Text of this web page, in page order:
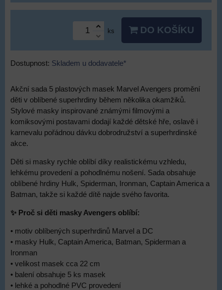
ks DO KOŠÍKU
Dostupnost: Skladem u dodavatele*
Akční sada 5 plastových masek Marvel Avengers promění
děti v oblíbené superhrdiny během několika okamžiků.
Stylové masky inspirované známými filmovými a
komiksovými postavami dodají každé dětské hře, oslavě i
karnevalu pořádnou dávku dobrodružství a superhrdinské
akce.
Děti si masky rychle oblíbí díky realistickému vzhledu,
lehkému provedení a pohodlnému nošení. Sada obsahuje
oblíbené hrdiny Hulk, Spiderman, Ironman, Captain America a
Batman, takže si každé dítě najde svého favorita.
✨ Proč si děti masky Avengers oblíbí:
• motiv oblíbených superhrdinů Marvel a DC
• masky Hulk, Captain America, Batman, Spiderman a
Ironman
• velikost masek cca 22 cm
• balení obsahuje 5 ks masek
• lehké a pohodlné PVC provedení